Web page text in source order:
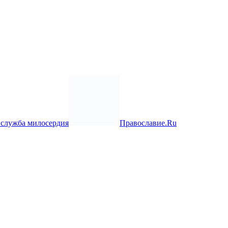
милосердия Православие.Ru